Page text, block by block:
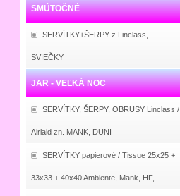
SMÚTOČNÉ
SERVÍTKY+ŠERPY z Linclass,
SVIEČKY
JAR - VEĽKÁ NOC
SERVÍTKY, ŠERPY, OBRUSY Linclass /
Airlaid zn. MANK, DUNI
SERVÍTKY papierové / Tissue 25x25 +
33x33 + 40x40 Ambiente, Mank, HF,..